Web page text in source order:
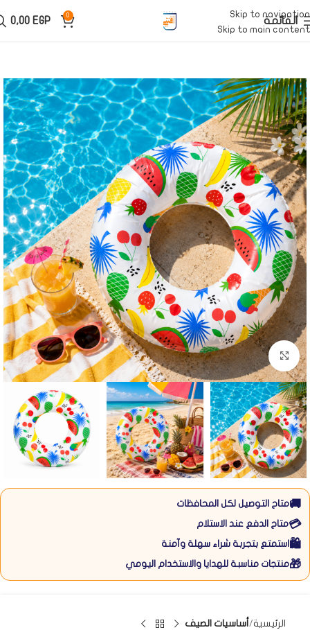
Skip to navigation
Skip to main content
القائمة 0
0,00 EGP
Click to enlarge
🚚متاح التوصيل لكل المحافظات
💳متاح الدفع عند الاستلام
🛍️ استمتع بتجربة شراء سهلة وآمنة
🎁منتجات مناسبة للهدايا والاستخدام اليومي
الرئيسية أساسيات الصيف